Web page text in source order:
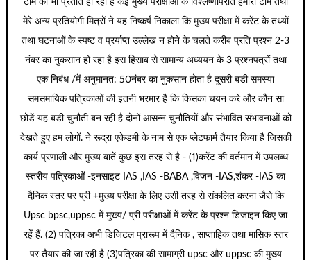
मेरे अन्य प्रतियोगी मित्रों ने यह निष्कर्ष निकाला कि मुख्य परीक्षा में करेंट के तथ्यों
तथा घटनाओं के स्पष्ट व प्रर्याप्त उल्लेख न होने के चलते करीब प्रति प्रश्न 2-3
नंबर का नुकसान हो रहा है इस हिसाब से सामान्य अध्ययन के 3 प्रश्नपत्रों तथा
एक निबंध /में अनुमानत: 50नंबर का नुकसान होता है दूसरी बडी समस्या
समसमायिक पत्रिकाओं की इतनी भरमार है कि किसका चयन करे और कौन सा
छोडें यह बडी चुनौती बन रही है दोनों आसन्न चुनौतियों और संभावित संभावनाओं को
देखते हुए हम लोगों. ने रूद्रा एकेडमी के नाम से एक प्लेटफार्म तैयार किया है जिसकी
कार्य प्रणाली और मुख्य बातें कुछ इस तरह से है - (1)करेंट की वर्तमान में उपलब्ध
स्तरीय पत्रिकाओं -इनसाइट IAS ,IAS -BABA ,विजन -IAS,शंकर -IAS का
दैनिक स्तर पर प्री +मुख्य परीक्षा के लिए उसी तरह से संकलित करना जैसे कि
Upsc bpsc,uppsc में मुख्य/ प्री परीक्षाओं में करेंट के प्रश्न डिजाइन किए जा
रहें हैं. (2) पत्रिका अभी डिजिटल प्रारूप में दैनिक , साप्ताहिक तथा मासिक स्तर
पर तैयार की जा रही है (3)पत्रिका की सामाग्री upsc और uppsc की मुख्य